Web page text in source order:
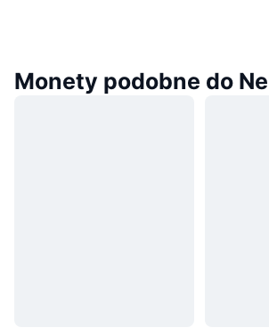
Monety podobne do